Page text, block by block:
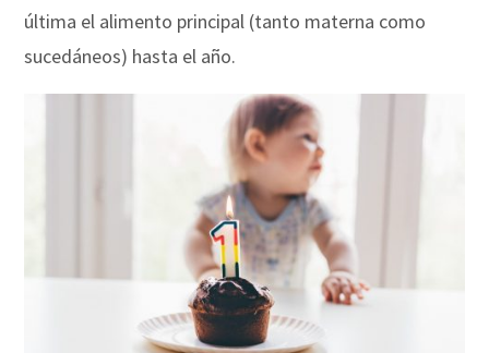
última el alimento principal (tanto materna como
sucedáneos) hasta el año.